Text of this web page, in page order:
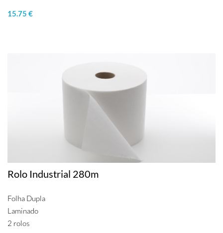
15.75 €
Rolo Industrial 280m
Folha Dupla
Laminado
2 rolos